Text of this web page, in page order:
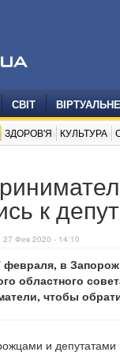
СВІТ
ЗДОРОВ'Я КУЛЬТУРА
к
27 Фев 2020 - 14:10
февраля, в
областного
чтобы
и депутатами